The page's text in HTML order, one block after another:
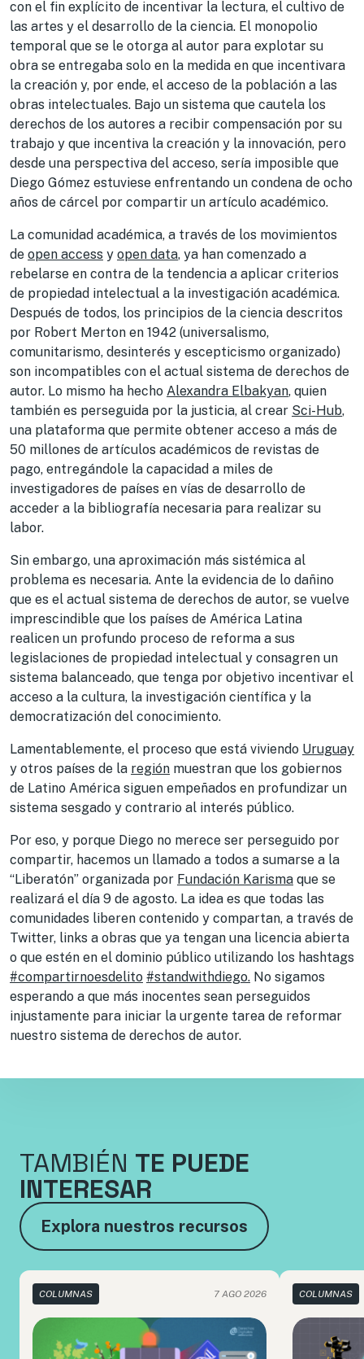
con el fin explícito de incentivar la lectura, el cultivo de
las artes y el desarrollo de la ciencia. El monopolio
temporal que se le otorga al autor para explotar su
obra se entregaba solo en la medida en que incentivara
la creación y, por ende, el acceso de la población a las
obras intelectuales. Bajo un sistema que cautela los
derechos de los autores a recibir compensación por su
trabajo y que incentiva la creación y la innovación, pero
desde una perspectiva del acceso, sería imposible que
Diego Gómez estuviese enfrentando un condena de ocho
años de cárcel por compartir un artículo académico.
La comunidad académica, a través de los movimientos
de open access y open data, ya han comenzado a
rebelarse en contra de la tendencia a aplicar criterios
de propiedad intelectual a la investigación académica.
Después de todos, los principios de la ciencia descritos
por Robert Merton en 1942 (universalismo,
comunitarismo, desinterés y escepticismo organizado)
son incompatibles con el actual sistema de derechos de
autor. Lo mismo ha hecho Alexandra Elbakyan, quien
también es perseguida por la justicia, al crear Sci-Hub,
una plataforma que permite obtener acceso a más de
50 millones de artículos académicos de revistas de
pago, entregándole la capacidad a miles de
investigadores de países en vías de desarrollo de
acceder a la bibliografía necesaria para realizar su
labor.
Sin embargo, una aproximación más sistémica al
problema es necesaria. Ante la evidencia de lo dañino
que es el actual sistema de derechos de autor, se vuelve
imprescindible que los países de América Latina
realicen un profundo proceso de reforma a sus
legislaciones de propiedad intelectual y consagren un
sistema balanceado, que tenga por objetivo incentivar el
acceso a la cultura, la investigación científica y la
democratización del conocimiento.
Lamentablemente, el proceso que está viviendo Uruguay
y otros países de la región muestran que los gobiernos
de Latino América siguen empeñados en profundizar un
sistema sesgado y contrario al interés público.
Por eso, y porque Diego no merece ser perseguido por
compartir, hacemos un llamado a todos a sumarse a la
“Liberatón” organizada por Fundación Karisma que se
realizará el día 9 de agosto. La idea es que todas las
comunidades liberen contenido y compartan, a través de
Twitter, links a obras que ya tengan una licencia abierta
o que estén en el dominio público utilizando los hashtags
#compartirnoesdelito #standwithdiego. No sigamos
esperando a que más inocentes sean perseguidos
injustamente para iniciar la urgente tarea de reformar
nuestro sistema de derechos de autor.
TAMBIÉN TE PUEDE
INTERESAR
Explora nuestros recursos
COLUMNAS 7 AGO 2026 COLUMNAS